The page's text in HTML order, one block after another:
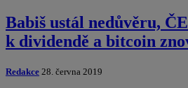
Babiš ustál nedůvěru,
k dividendě a bitcoin
Redakce 28. června 2019